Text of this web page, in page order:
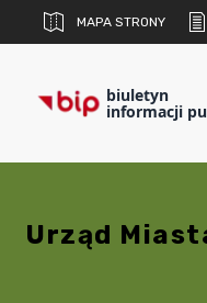
MAPA STRONY
biuletyn
informacji
Urząd